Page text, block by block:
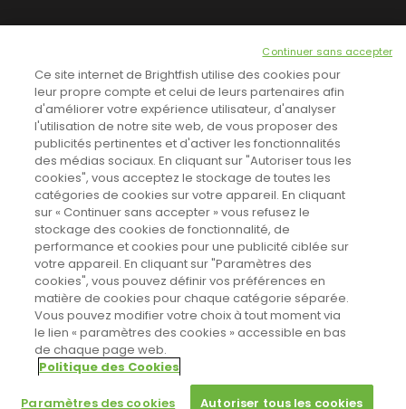
TOUTES LES NEWS
CINEVOX SUR FACEBOOK
Designed byPoids Plume
© Copyright 2011-2026, All Rights Reserved -Politique de cookies
Sahifa ThemeLicense is not validated, Go to the theme options
page to validate the license, You need a single license for each
Ce site internet de Brightfish utilise des cookies pour
leur propre compte et celui de leurs partenaires afin
d'améliorer votre expérience utilisateur, d'analyser
l'utilisation de notre site web, de vous proposer des
publicités pertinentes et d'activer les fonctionnalités
des médias sociaux. En cliquant sur "Autoriser tous les
cookies", vous acceptez le stockage de toutes les
catégories de cookies sur votre appareil. En cliquant
sur « Continuer sans accepter » vous refusez le
stockage des cookies de fonctionnalité, de
performance et cookies pour une publicité ciblée sur
votre appareil. En cliquant sur "Paramètres des
cookies", vous pouvez définir vos préférences en
matière de cookies pour chaque catégorie séparée.
Vous pouvez modifier votre choix à tout moment via
le lien « paramètres des cookies » accessible en bas
de chaque page web.
Politique des Cookies
Paramètres des cookies Autoriser tous les cookies
Continuer sans accepter